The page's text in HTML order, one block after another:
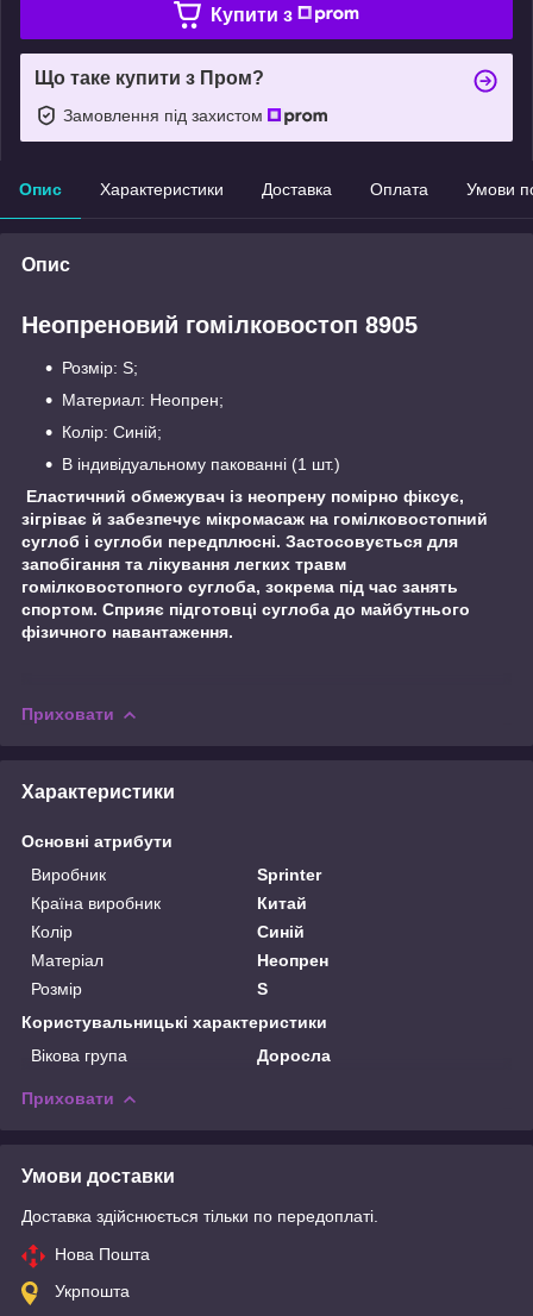
Купити з
Що таке купити з Пром?
Замовлення під захистом
Опис Характеристики Доставка Оплата Умови
Опис
Неопреновий гомілковостоп 8905
Розмір: S;
Материал: Неопрен;
Колір: Синій;
В індивідуальному пакованні (1 шт.)
Еластичний обмежувач із неопрену помірно фіксує,
зігріває й забезпечує мікромасаж на гомілковостопний
суглоб і суглоби передплюсні. Застосовується для
запобігання та лікування легких травм
гомілковостопного суглоба, зокрема під час занять
спортом. Сприяє підготовці суглоба до майбутнього
фізичного навантаження.
Приховати
Характеристики
Основні атрибути
Виробник
Sprinter
Країна виробник
Китай
Колір
Синій
Матеріал
Неопрен
Розмір
S
Користувальницькі характеристики
Вікова група
Доросла
Приховати
Умови доставки
Доставка здійснюється тільки по передоплаті.
Нова Пошта
Укрпошта